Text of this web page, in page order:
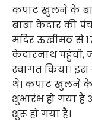
कपाट खुलने के बाद
बाबा केदार की
मंदिर ऊखीमठ से
केदारनाथ पहुंची,
स्वागत किया।
थे। कपाट खुलने के
शुभारंभ हो गया
शुरू हो गया है।